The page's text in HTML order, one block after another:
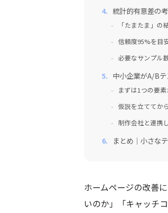
統計的有意差の
「たまたま」の
信頼度95%を目
必要なサンプル
中小企業がA/B
まずは1つの要
仮説を立ててか
制作会社と連携
まとめ｜小さな
ホームページの改善
いのか」「キャッチ